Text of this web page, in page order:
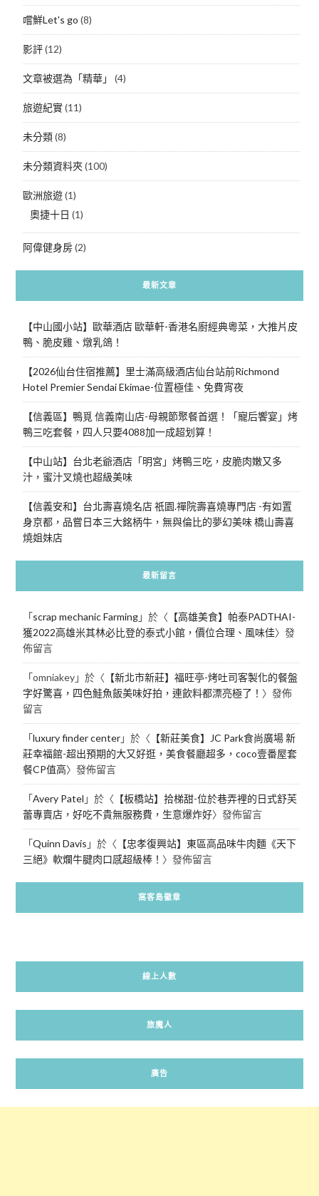
嚐鮮Let's go (8)
影評(12)
文章被選為「精華」 (4)
旅遊紀實(11)
未分類(8)
未分類資料夾(100)
歐洲旅遊(1)
奧捷十日 (1)
阿偉健身房(2)
最新文章
【中山國小站】歐華酒店 歐華軒-香港名廚經典粵菜，大推片皮
鴨、脆皮雞、燉乳鴿！
【2026仙台住宿推薦】里士滿高級酒店仙台站前Richmond
Hotel Premier Sendai Ekimae-位置極佳、免費宵夜
【信義區】鴨覓 信義南山店-母親節聚餐首選！「寵后饗宴」烤
鴨三吃套餐，四人只要4088加一成超划算！
【中山站】台北老爺酒店「明宮」烤鴨三吃，皮脆肉嫩又多
汁，蜜汁叉燒也超級美味
【信義安和】台北壽喜燒名店 祇園.禪院壽喜燒專門店 -有如置
身京都，品嘗日本三大銘柄牛，無與倫比的夢幻美味 橋山壽喜
燒姐妹店
最新留言
「scrap mechanic Farming」於〈 【高雄美食】帕泰PADTHAI-
獲2022高雄米其林必比登的泰式小館，價位合理、風味佳〉發
佈留言
「omniakey」於〈 【新北市新莊】福旺亭-烤吐司客製化的餐盤
字好驚喜，四色鮭魚飯美味好拍，連飲料都漂亮極了！ 〉發佈
留言
「luxury finder center」於〈 【新莊美食】JC Park食尚廣場 新
莊幸福館-超出預期的大又好逛，美食餐廳超多，coco壹番屋套
餐CP值高〉發佈留言
「Avery Patel 」於〈 【板橋站】拾梯甜-位於巷弄裡的日式舒芙
蕾專賣店，好吃不貴無服務費，生意爆炸好〉發佈留言
「Quinn Davis 」於〈 【忠孝復興站】東區高品味牛肉麵《天下
三絕》軟爛牛腱肉口感超級棒！ 〉發佈留言
窩客島徽章
線上人數
旅魔人
廣告